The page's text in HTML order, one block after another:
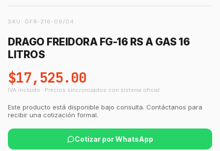
SKU: GFR-216-09/04
DRAGO FREIDORA FG-16 RS A GAS 16
LITROS
$17,525.00
IVA incluido · Precios sincronizados con sistema oficial
Este producto está disponible bajo consulta. Contáctanos para
recibir una cotización formal.
Cotizar por WhatsApp